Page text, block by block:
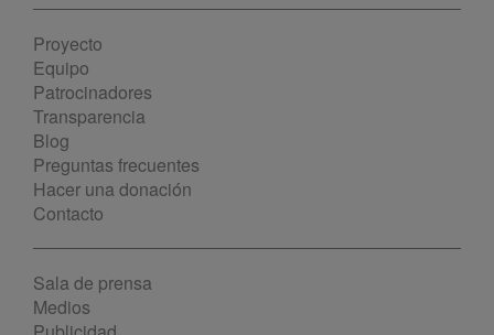
Proyecto
Equipo
Patrocinadores
Transparencia
Blog
Preguntas frecuentes
Hacer una donación
Contacto
Sala de prensa
Medios